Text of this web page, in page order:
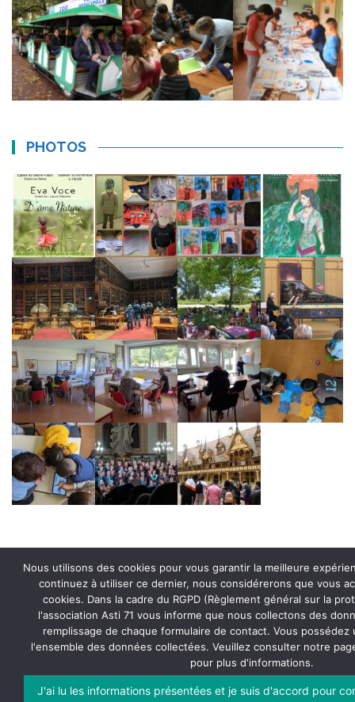
PHOTOS
Derniers articles
Nous utilisons des cookies pour vous garantir la meilleure
continuez à utiliser ce dernier, nous considérerons que vous
cookies. Dans la cadre du RGPD (Règlement général sur la
l'association Asti 71 vous informe que nous collectons des
remplissage de chaque formulaire de contact. Vous
l'ensemble des données collectées. Veuillez consulter notre
pour plus d'informations.
J'ai lu les informations présentées et je suis d'accord pour